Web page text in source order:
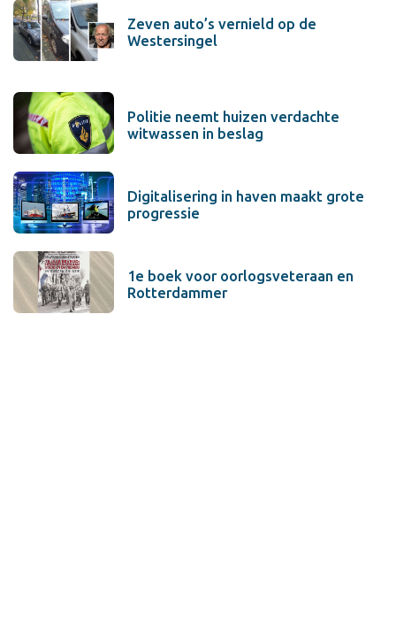
Zeven auto’s vernield op de
Westersingel
Politie neemt huizen verdachte
witwassen in beslag
Digitalisering in haven maakt grote
progressie
1e boek voor oorlogsveteraan en
Rotterdammer